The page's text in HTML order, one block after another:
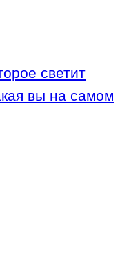
светит
вы на самом